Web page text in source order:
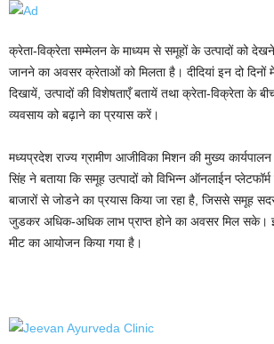
क्रेता-विक्रेता सम्मेलन के माध्यम से समूहों के उत्पादों को
जानने का अवसर क्रेताओं को मिलता है। दीदियां इन दो
दिखायें, उत्पादों की विशेषताएँ बतायें तथा क्रेता-विक्रेता के
व्यवसाय को बढ़ाने का प्रयास करें।
मध्यप्रदेश राज्य ग्रामीण आजीविका मिशन की मुख्य कार्यपालन
सिंह ने बताया कि समूह उत्पादों को विभिन्न ऑनलाईन
बाजारों से जोडने का प्रयास किया जा रहा है, जिससे समूह
जुडकर अधिक-अधिक लाभ प्राप्त होने का अवसर मिल सके।
मीट का आयोजन किया गया है।